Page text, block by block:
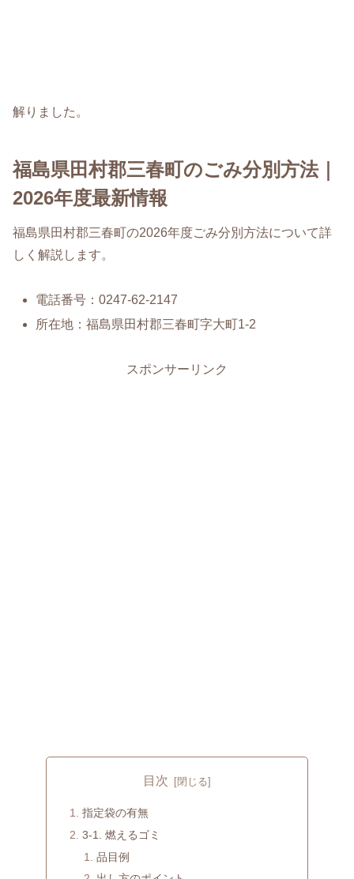
解りました。
福島県田村郡三春町のごみ分別方法｜
2026年度最新情報
福島県田村郡三春町の2026年度ごみ分別方法について詳
しく解説します。
電話番号：0247-62-2147
所在地：福島県田村郡三春町字大町1-2
スポンサーリンク
目次
指定袋の有無
3-1. 燃えるゴミ
品目例